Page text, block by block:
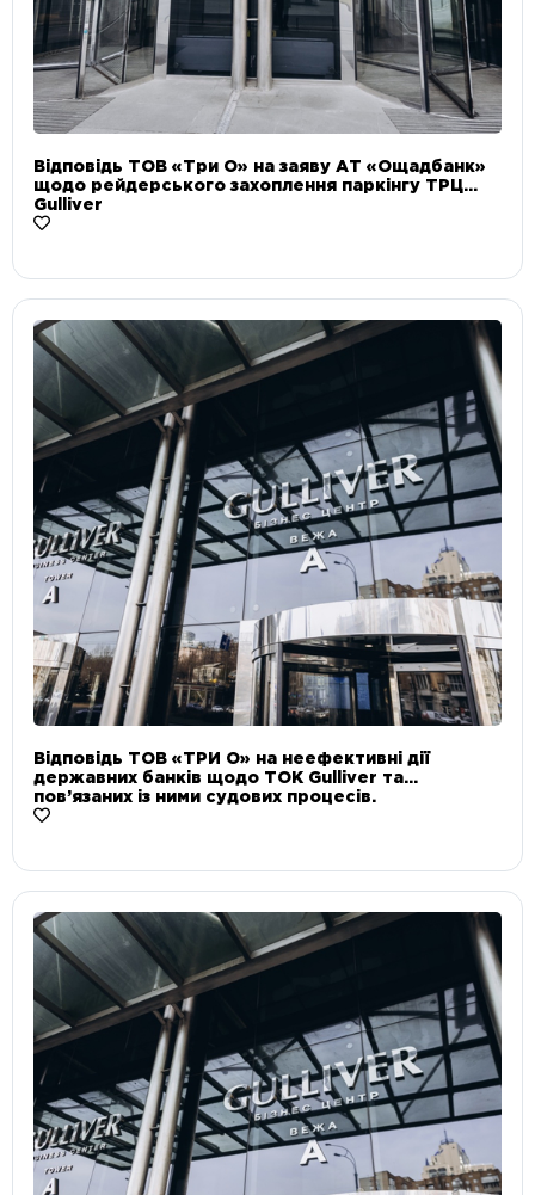
Відповідь ТОВ «Три О» на заяву АТ «Ощадбанк»
щодо рейдерського захоплення паркінгу ТРЦ
Gulliver
Відповідь ТОВ «ТРИ О» на неефективні дії
державних банків щодо ТОК Gulliver та
пов’язаних із ними судових процесів.